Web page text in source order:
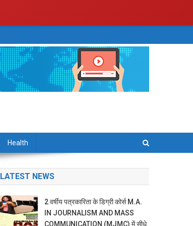
Health
LATEST NEWS
2 वर्षीय पत्रकारिता के डिग्री कोर्स M.A.
IN JOURNALISM AND MASS
COMMUNICATION (MJMC) में सीधे